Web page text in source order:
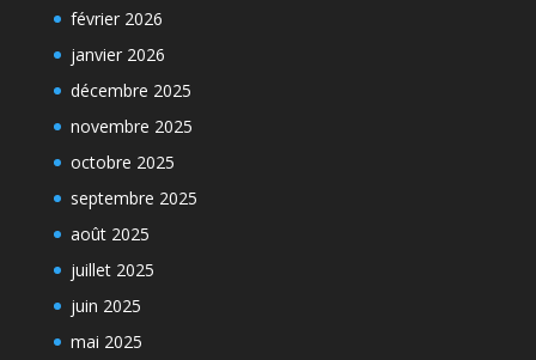
février 2026
janvier 2026
décembre 2025
novembre 2025
octobre 2025
septembre 2025
août 2025
juillet 2025
juin 2025
mai 2025